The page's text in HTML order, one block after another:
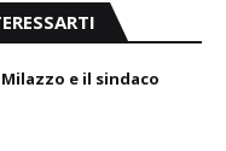
e il sindaco